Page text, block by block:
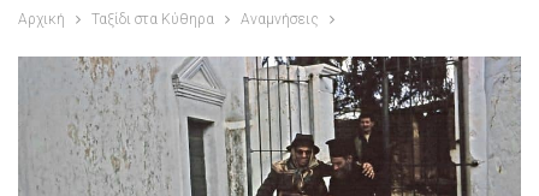
Αρχική Ταξίδι στα Κύθηρα Αναμνήσεις